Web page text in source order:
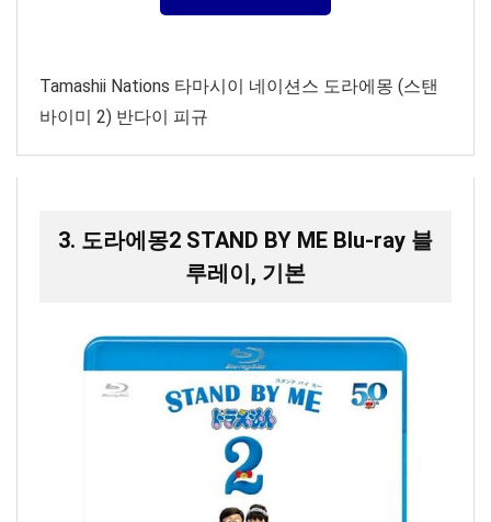
Tamashii Nations 타마시이 네이션스 도라에몽 (스탠
바이미 2) 반다이 피규
3. 도라에몽2 STAND BY ME Blu-ray 블
루레이, 기본